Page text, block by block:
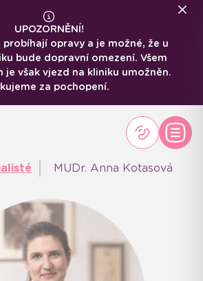
UPOZORNĚNÍ!
opravy a je možné, že u
bude dopravní omezení. Všem
je však vjezd na kliniku umožněn.
za pochopení.
MUDr. Anna Kotasová